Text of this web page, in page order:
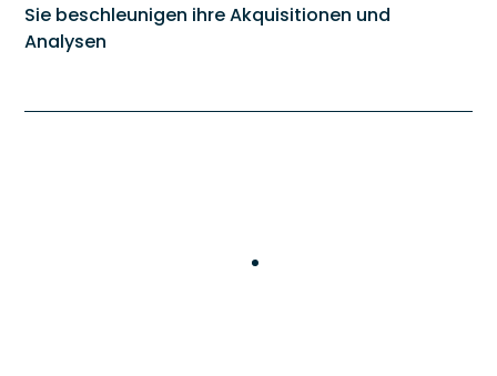
Sie beschleunigen ihre Akquisitionen und
Analysen